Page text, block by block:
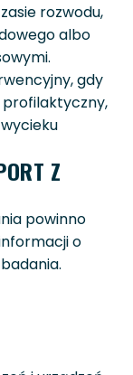
rozwodu,
albo
gdy
Z
powinno
o